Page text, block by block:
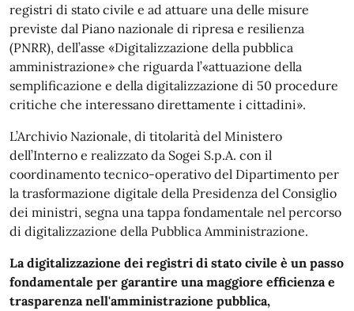
registri di stato civile e ad attuare una delle misure
previste dal Piano nazionale di ripresa e resilienza
(PNRR), dell’asse «Digitalizzazione della pubblica
amministrazione» che riguarda l’«attuazione della
semplificazione e della digitalizzazione di 50 procedure
critiche che interessano direttamente i cittadini».
L’Archivio Nazionale, di titolarità del Ministero
dell’Interno e realizzato da Sogei S.p.A. con il
coordinamento tecnico-operativo del Dipartimento per
la trasformazione digitale della Presidenza del Consiglio
dei ministri, segna una tappa fondamentale nel percorso
di digitalizzazione della Pubblica Amministrazione.
La digitalizzazione dei registri di stato civile è un passo
fondamentale per garantire una maggiore efficienza e
trasparenza nell'amministrazione pubblica,